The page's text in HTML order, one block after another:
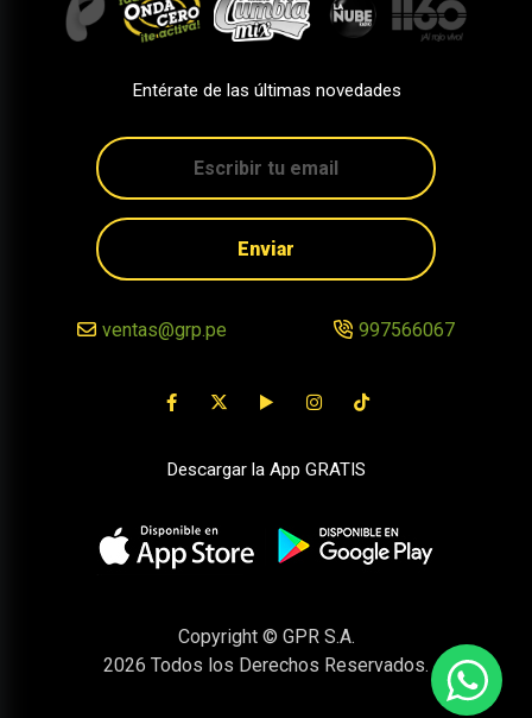
Entérate de las últimas novedades
Enviar
ventas@grp.pe 997566067
Descargar la App GRATIS
Copyright © GPR S.A.
2026 Todos los Derechos Reservados.